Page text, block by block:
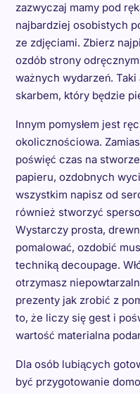
zazwyczaj mamy pod
najbardziej osobistych
ze zdjęciami. Zbierz
ozdób strony
ważnych wydarzeń.
skarbem, który będzie
Innym pomysłem jest
okolicznościowa.
poświęć czas na
papieru, ozdobnych
wszystkim napisz od
również stworzyć
Wystarczy prosta,
pomalować, ozdobić
techniką decoupage.
otrzymasz
prezenty jak zrobić z
to, że liczy się gest i
wartość materialna
Dla osób lubiących
być przygotowanie